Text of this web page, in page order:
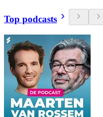
Top podcasts